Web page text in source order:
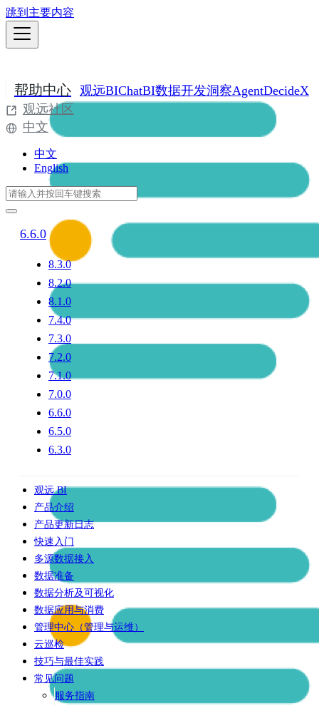
跳到主要内容
帮助中心 观远BIChatBI数据开发洞察AgentDecideX
观远社区
中文
中文
English
6.6.0
8.3.0
8.2.0
8.1.0
7.4.0
7.3.0
7.2.0
7.1.0
7.0.0
6.6.0
6.5.0
6.3.0
观远 BI
产品介绍
产品更新日志
快速入门
多源数据接入
数据准备
数据分析及可视化
数据应用与消费
管理中心（管理与运维）
云巡检
技巧与最佳实践
常见问题
服务指南